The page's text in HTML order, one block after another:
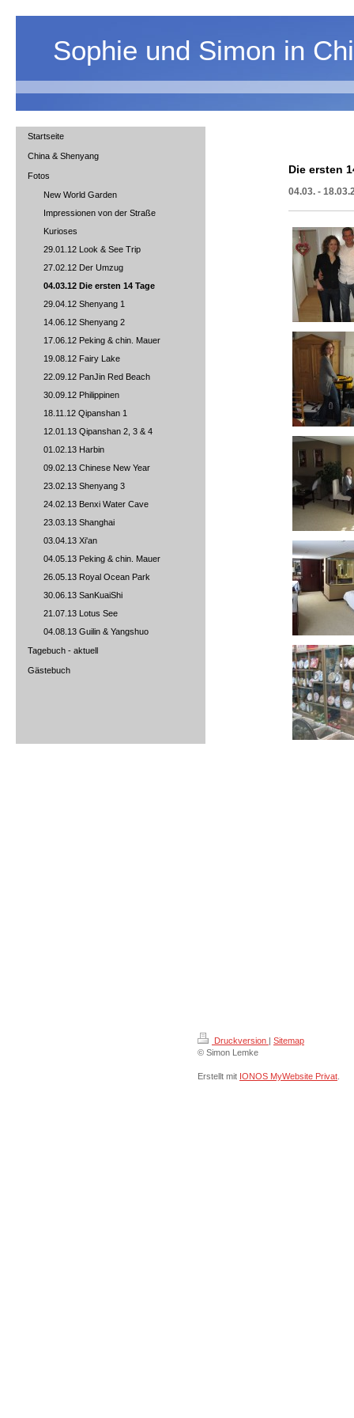
Sophie und Simon in
Die ersten
04.03. -
Startseite
China & Shenyang
Fotos
New World Garden
Impressionen von der Straße
Kurioses
29.01.12 Look & See Trip
27.02.12 Der Umzug
04.03.12 Die ersten 14 Tage
29.04.12 Shenyang 1
14.06.12 Shenyang 2
17.06.12 Peking & chin. Mauer
19.08.12 Fairy Lake
22.09.12 PanJin Red Beach
30.09.12 Philippinen
18.11.12 Qipanshan 1
12.01.13 Qipanshan 2, 3 & 4
01.02.13 Harbin
09.02.13 Chinese New Year
23.02.13 Shenyang 3
24.02.13 Benxi Water Cave
23.03.13 Shanghai
03.04.13 Xi'an
04.05.13 Peking & chin. Mauer
26.05.13 Royal Ocean Park
30.06.13 SanKuaiShi
21.07.13 Lotus See
04.08.13 Guilin & Yangshuo
Tagebuch - aktuell
Gästebuch
Druckversion | Sitemap
© Simon Lemke
Erstellt mit IONOS MyWebsite Privat